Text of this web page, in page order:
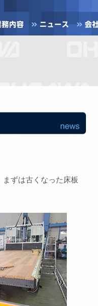
ずは古くなった床板